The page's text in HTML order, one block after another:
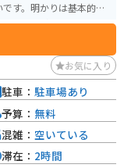
す。明かりは基本的に
りますが、そのためよ
ります。 バイクでキャ
することをおすすめし
お気に入り
駐車： 駐車場あり
予算： 無料
混雑： 空いている
滞在： 2時間